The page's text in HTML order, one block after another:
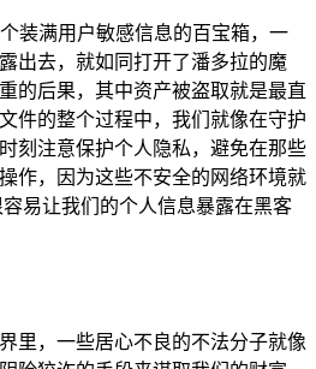
装满用户敏感信息的百宝箱，一
出去，就如同打开了潘多拉的魔
的后果，其中资产被盗取就是最直
件的整个过程中，我们就像在守护
刻注意保护个人隐私，避免在那些
作，因为这些不安全的网络环境就
易让我们的个人信息暴露在黑客
里，一些居心不良的不法分子就像